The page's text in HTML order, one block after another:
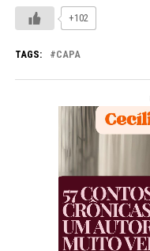
+102
TAGS: CAPA